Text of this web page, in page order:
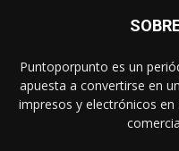
Puntoporpunto es un
apuesta a convertirse en
impresos y electrónicos